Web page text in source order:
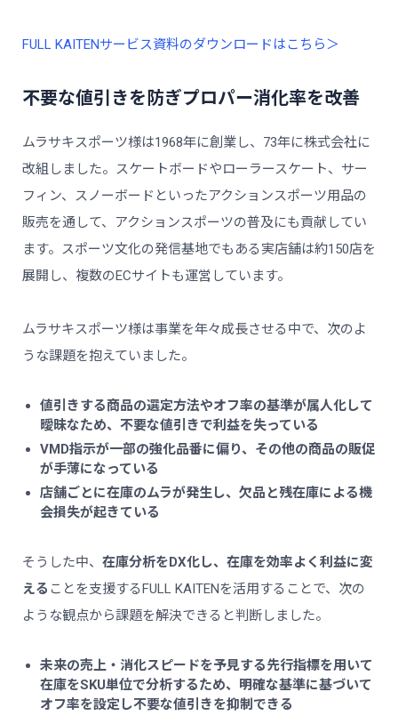
FULL KAITENサービス資料のダウンロードはこちら＞
不要な値引きを防ぎプロパー消化率を改善
ムラサキスポーツ様は1968年に創業し、73年に株式会社に
改組しました。スケートボードやローラースケート、サー
フィン、スノーボードといったアクションスポーツ用品の
販売を通して、アクションスポーツの普及にも貢献してい
ます。スポーツ文化の発信基地でもある実店舗は約150店を
展開し、複数のECサイトも運営しています。
ムラサキスポーツ様は事業を年々成長させる中で、次のよ
うな課題を抱えていました。
値引きする商品の選定方法やオフ率の基準が属人化して
曖昧なため、不要な値引きで利益を失っている
VMD指示が一部の強化品番に偏り、その他の商品の販促
が手薄になっている
店舗ごとに在庫のムラが発生し、欠品と残在庫による機
会損失が起きている
そうした中、 在庫分析をDX化し、在庫を効率よく利益に変
える ことを支援するFULL KAITENを活用することで、次の
ような観点から課題を解決できると判断しました。
未来の売上・消化スピードを予見する先行指標を用いて
在庫をSKU単位で分析するため、明確な基準に基づいて
オフ率を設定し不要な値引きを抑制できる